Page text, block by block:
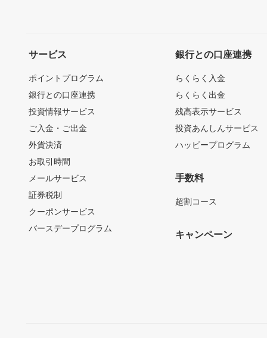
サービス
ポイントプログラム
銀行との口座連携
投資情報サービス
ご入金・ご出金
外貨決済
お取引時間
メールサービス
証券税制
クーポンサービス
バースデープログラム
銀行との口座連携
らくらく入金
らくらく出金
残高表示サービス
投資あんしんサービス
ハッピープログラム
手数料
超割コース
キャンペーン